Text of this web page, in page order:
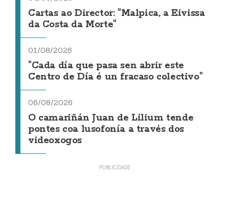
Cartas ao Director: "Malpica, a Eivissa
da Costa da Morte"
01/08/2026
"Cada día que pasa sen abrir este
Centro de Día é un fracaso colectivo"
06/08/2026
O camariñán Juan de Lilium tende
pontes coa lusofonía a través dos
videoxogos